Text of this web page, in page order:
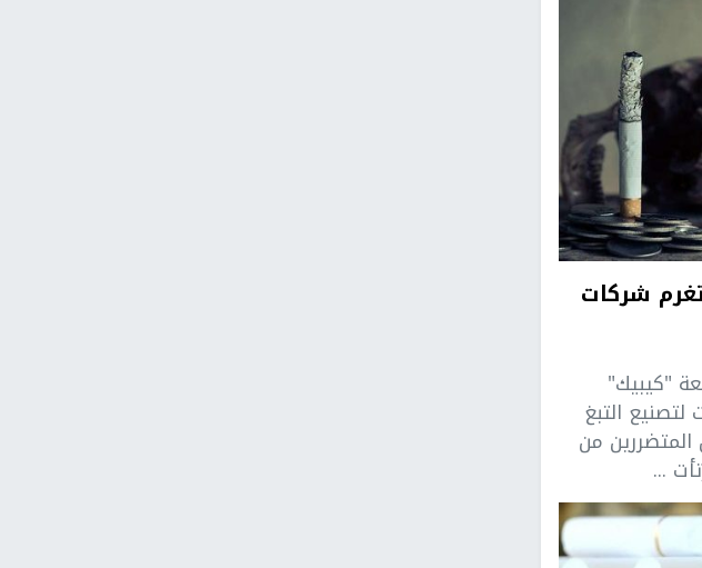
شركات
"كيبيك"
أكبر 3 شركات لتصنيع التبغ
من
...